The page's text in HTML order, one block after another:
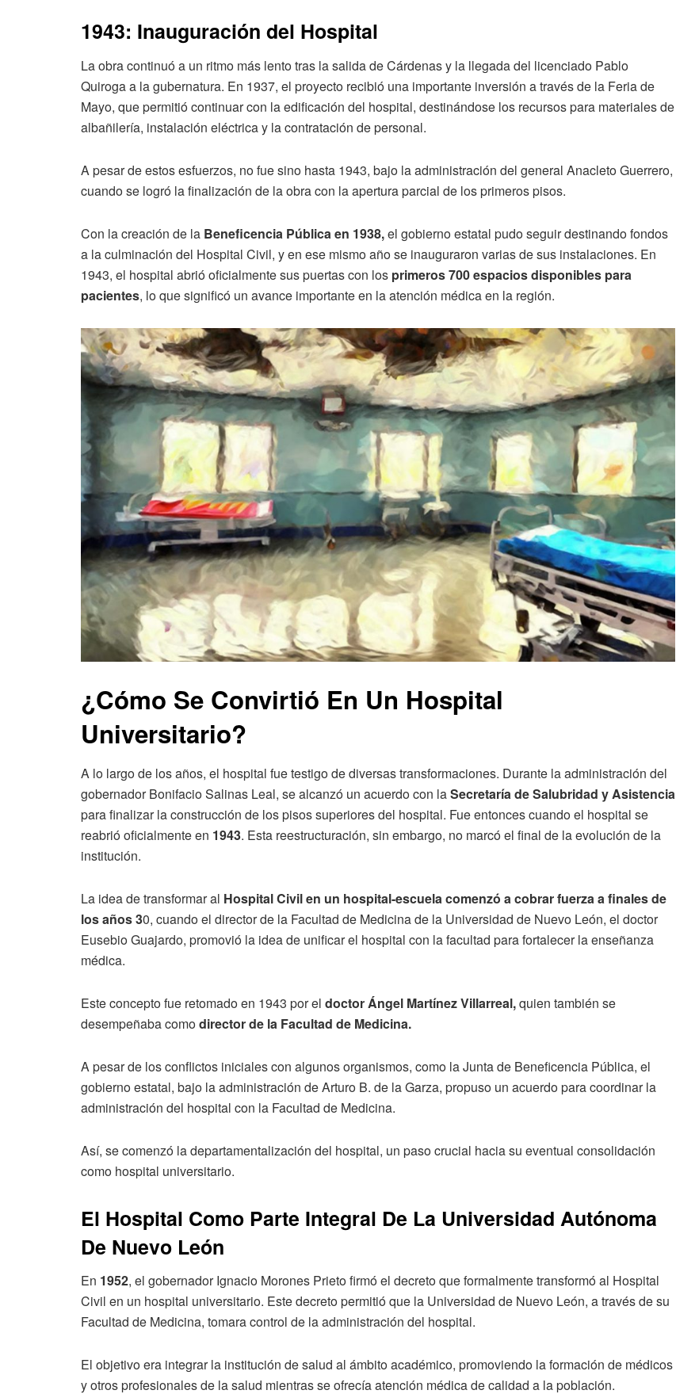
1943: Inauguración del Hospital
La obra continuó a un ritmo más lento tras la salida de Cárdenas y la llegada del licenciado Pablo
Quiroga a la gubernatura. En 1937, el proyecto recibió una importante inversión a través de la Feria de
Mayo, que permitió continuar con la edificación del hospital, destinándose los recursos para materiales de
albañilería, instalación eléctrica y la contratación de personal.
A pesar de estos esfuerzos, no fue sino hasta 1943, bajo la administración del general Anacleto Guerrero,
cuando se logró la finalización de la obra con la apertura parcial de los primeros pisos.
Con la creación de la Beneficencia Pública en 1938,el gobierno estatal pudo seguir destinando fondos
a la culminación del Hospital Civil, y en ese mismo año se inauguraron varias de sus instalaciones. En
1943, el hospital abrió oficialmente sus puertas con los primeros 700 espacios disponibles para
pacientes, lo que significó un avance importante en la atención médica en la región.
¿Cómo Se Convirtió En Un Hospital
Universitario?
A lo largo de los años, el hospital fue testigo de diversas transformaciones. Durante la administración del
gobernador Bonifacio Salinas Leal, se alcanzó un acuerdo con laSecretaría de Salubridad y Asistencia
para finalizar la construcción de los pisos superiores del hospital. Fue entonces cuando el hospital se
reabrió oficialmente en 1943. Esta reestructuración, sin embargo, no marcó el final de la evolución de la
institución.
La idea de transformar al Hospital Civil en un hospital-escuela comenzó a cobrar fuerza a finales de
los años 30, cuando el director de la Facultad de Medicina de la Universidad de Nuevo León, el doctor
Eusebio Guajardo, promovió la idea de unificar el hospital con la facultad para fortalecer la enseñanza
médica.
Este concepto fue retomado en 1943 por el doctor Ángel Martínez Villarreal,quien también se
desempeñaba comodirector de la Facultad de Medicina.
A pesar de los conflictos iniciales con algunos organismos, como la Junta de Beneficencia Pública, el
gobierno estatal, bajo la administración de Arturo B. de la Garza, propuso un acuerdo para coordinar la
administración del hospital con la Facultad de Medicina.
Así, se comenzó la departamentalización del hospital, un paso crucial hacia su eventual consolidación
como hospital universitario.
El Hospital Como Parte Integral De La Universidad Autónoma
De Nuevo León
En 1952, el gobernador Ignacio Morones Prieto firmó el decreto que formalmente transformó al Hospital
Civil en un hospital universitario. Este decreto permitió que la Universidad de Nuevo León, a través de su
Facultad de Medicina, tomara control de la administración del hospital.
El objetivo era integrar la institución de salud al ámbito académico, promoviendo la formación de médicos
y otros profesionales de la salud mientras se ofrecía atención médica de calidad a la población.